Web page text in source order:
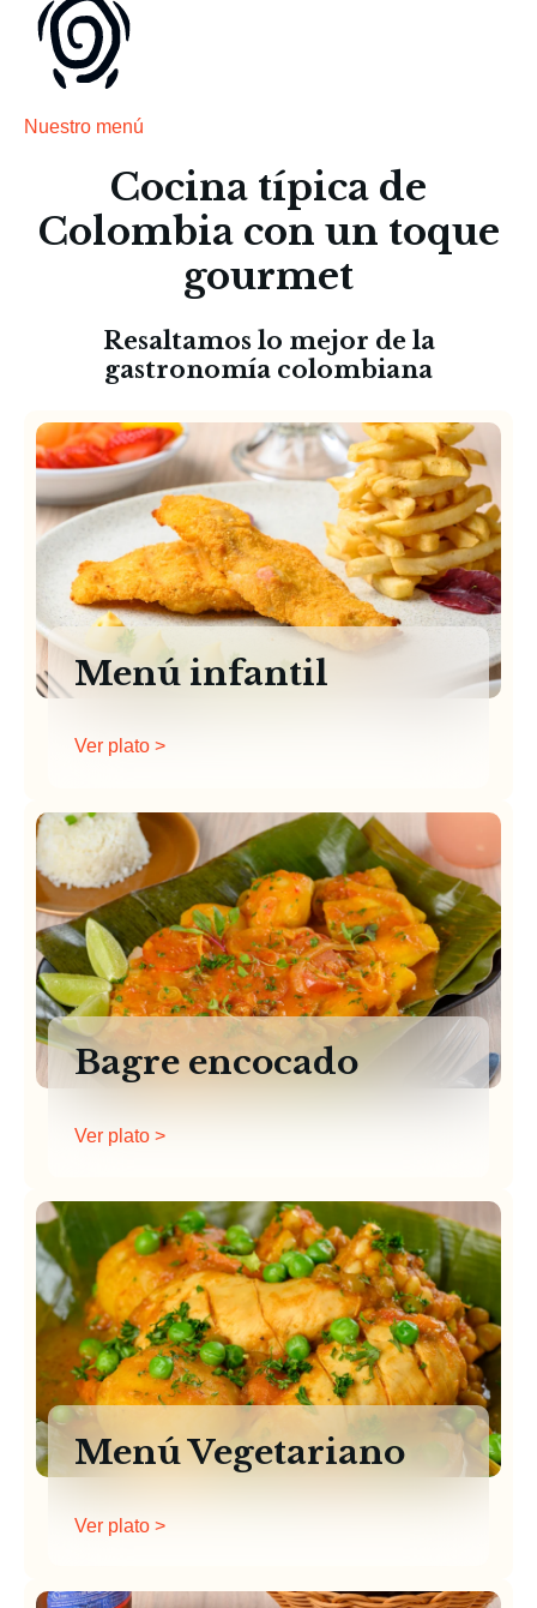
Nuestro menú
Cocina típica de
Colombia con un toque
gourmet
Resaltamos lo mejor de la
gastronomía colombiana
Menú infantil
Ver plato >
Bagre encocado
Ver plato >
Menú Vegetariano
Ver plato >